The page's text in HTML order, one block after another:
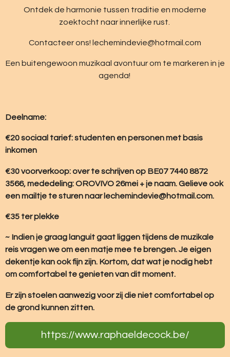
Ontdek de harmonie tussen traditie en moderne
zoektocht naar innerlijke rust.
Contacteer ons! lechemindevie@hotmail.com
Een buitengewoon muzikaal avontuur om te markeren in je
agenda!
Deelname:
€20 sociaal tarief: studenten en personen met basis
inkomen
€30 voorverkoop: over te schrijven op BE07 7440 8872
3566, mededeling: OROVIVO 26mei + je naam. Gelieve ook
een mailtje te sturen naar lechemindevie@hotmail.com.
€35 ter plekke
~ Indien je graag languit gaat liggen tijdens de muzikale
reis vragen we om een matje mee te brengen. Je eigen
dekentje kan ook fijn zijn. Kortom, dat wat je nodig hebt
om comfortabel te genieten van dit moment.
Er zijn stoelen aanwezig voor zij die niet comfortabel op
de grond kunnen zitten.
https://www.raphaeldecock.be/